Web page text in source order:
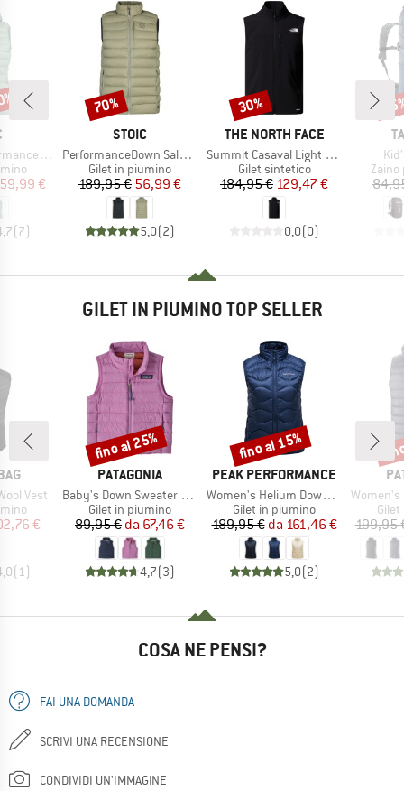
Vest with Hood
ridotto
59,99 €
(7)
MARCHIO
STOIC
Articolo
PerformanceDown SalmiSt. Vest
Gruppo di prodotti
Gilet in piumino
Prezzo
189,95 €Prezzo ridotto
56,99 €
5,0(2)
Sconto
70%
MARCHIO
THE NORTH FACE
Articolo
Summit Casaval Light Vest
Gruppo di prodotti
Gilet sintetico
Prezzo
184,95 €Prezzo ridotto
129,47 €
0,0(0)
Sconto
30%
GILET IN PIUMINO TOP SELLER
Vest
ridotto
€
(1)
MARCHIO
PATAGONIA
Articolo
Baby's Down Sweater Vest
Gruppo di prodotti
Gilet in piumino
Prezzo
89,95 € Prezzo ridotto
da 67,46 €
4,7(3)
Sconto
fino al 25%
MARCHIO
PEAK PERFORMANCE
Articolo
Women's Helium Down Vest
Gruppo di prodotti
Gilet in piumino
Prezzo
189,95 € Prezzo ridotto
da 161,46 €
5,0(2)
Sconto
fino al 15%
Articolo
Women's
199,95
COSA NE PENSI?
FAI UNA DOMANDA
SCRIVI UNA RECENSIONE
CONDIVIDI UN'IMMAGINE